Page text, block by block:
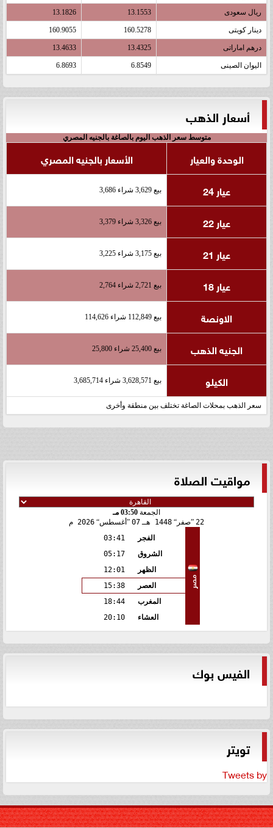
ريال سعودى 13.1553
13.1826
دينار كويتى 160.5278
160.9055
درهم اماراتى 13.4325
13.4633
اليوان الصينى 6.8549
6.8693
أسعار الذهب
متوسط سعر الذهب اليوم بالصاغة بالجنيه المصري
الوحدة والعيار
الأسعار بالجنيه المصري
عيار 24
بيع 3,629 شراء 3,686
عيار 22 بيع 3,326 شراء 3,379
عيار 21 بيع 3,175 شراء 3,225
عيار 18 بيع 2,721 شراء 2,764
الاونصة بيع 112,849 شراء 114,626
الجنيه الذهب بيع 25,400 شراء 25,800
الكيلو بيع 3,628,571 شراء 3,685,714
سعر الذهب بمحلات الصاغة تختلف بين منطقة وأخرى
مواقيت الصلاة
الجمعة 03:50 مـ
22 صفر 1448 هـ 07 أغسطس 2026 م
مصر
الفجر
03:41
الشروق
05:17
الظهر
12:01
العصر
15:38
المغرب
18:44
العشاء
20:10
الفيس بوك
تويتر
Tweets by